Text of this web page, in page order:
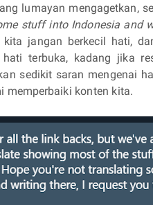
lumayan mengagetkan,
stuff into Indonesia and
jangan berkecil hati,
hati terbuka, kadang jika
sedikit saran mengenai
memperbaiki konten kita.